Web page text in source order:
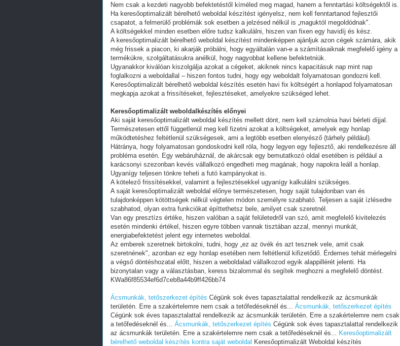
Nem csak a kezdeti nagyobb befektetéstől kíméled meg magad, hanem a fenntartási költségektől is.
Ha keresőoptimalizált bérelhető weboldal készítést igényelsz, nem kell fenntartanod fejlesztői
csapatot, a felmerülő problémák sok esetben a jelzésed nélkül is „maguktól megoldódnak".
A költségekkel minden esetben előre tudsz kalkulálni, hiszen van fixen egy havidíj és kész.
A keresőoptimalizált bérelhető weboldal készítést mindenképpen ajánljuk azon cégek számára, akik
még frissek a piacon, ki akarják próbálni, hogy egyáltalán van-e a számításaiknak megfelelő igény a
termékükre, szolgáltatásukra anélkül, hogy nagyobbat kellene befektetniük.
Ugyanakkor kiválóan kiszolgálja azokat a cégeket, akiknek nincs kapacitásuk nap mint nap
foglalkozni a weboldallal – hiszen fontos tudni, hogy egy weboldalt folyamatosan gondozni kell.
Keresőoptimalizált bérelhető weboldal készítés esetén havi fix költségért a honlapod folyamatosan
megkapja azokat a frissítéseket, fejlesztéseket, amelyekre szükséged lehet.
Keresőoptimalizált weboldalkészítés előnyei
Aki saját keresőoptimalizált weboldal készítés mellett dönt, nem kell számolnia havi bérleti díjjal.
Természetesen ettől függetlenül meg kell fizetni azokat a költségeket, amelyek egy honlap
működtetéshez feltétlenül szükségesek, ami a legtöbb esetben elenyésző (tárhely például).
Hátránya, hogy folyamatosan gondoskodni kell róla, hogy legyen egy fejlesztő, aki rendelkezésre áll
probléma esetén. Egy webáruháznál, de akárcsak egy bemutatkozó oldal esetében is például a
karácsonyi szezonban kevés vállalkozó engedheti meg magának, hogy napokra leáll a honlap.
Ugyanígy teljesen tönkre teheti a futó kampányokat is.
A kötelező frissítésekkel, valamint a fejlesztésekkel ugyanígy kalkulálni szükséges.
A saját keresőoptimalizált weboldal előnye természetesen, hogy saját tulajdonban van és
tulajdonképpen kötöttségek nélkül végtelen módon személyre szabható. Teljesen a saját ízlésedre
szabhatod, olyan extra funkciókat építtethetsz bele, amilyet csak szeretnél.
Van egy presztízs értéke, hiszen valóban a saját felületedről van szó, amit megfelelő kivitelezés
esetén mindenki értékel, hiszen egyre többen vannak tisztában azzal, mennyi munkát,
energiabefektetést jelent egy internetes weboldal.
Az emberek szeretnek birtokolni, tudni, hogy „ez az övék és azt tesznek vele, amit csak
szeretnének", azonban ez egy honlap esetében nem feltétlenül kifizetődő. Érdemes tehát mérlegelni
a végső döntéshozatal előtt, hiszen a weboldalad vállalkozod egyik alappillérét jelenti. Ha
bizonytalan vagy a választásban, keress bizalommal és segítek meghozni a megfelelő döntést.
KWa86f85534ef6d7ceb8a44b9ff426bb74
Ácsmunkák, tetőszerkezet építés Cégünk sok éves tapasztalattal rendelkezik az ácsmunkák
területén. Erre a szakértelemre nem csak a tetőfedéseknél és... Ácsmunkák, tetőszerkezet építés
Cégünk sok éves tapasztalattal rendelkezik az ácsmunkák területén. Erre a szakértelemre nem csak
a tetőfedéseknél és... Ácsmunkák, tetőszerkezet építés Cégünk sok éves tapasztalattal rendelkezik
az ácsmunkák területén. Erre a szakértelemre nem csak a tetőfedéseknél és... Keresőoptimalizált
bérelhető weboldal készítés kontra saját weboldal Keresőoptimalizált Weboldal készítés